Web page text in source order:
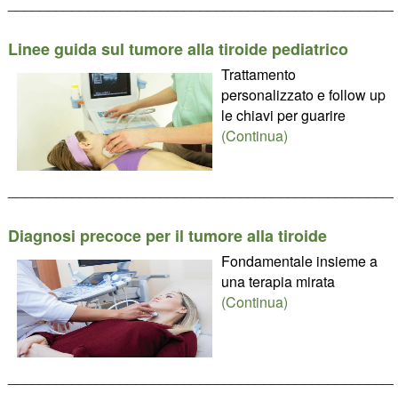
Linee guida sul tumore alla tiroide pediatrico
Trattamento
personalizzato e follow up
le chiavi per guarire
(Continua)
Diagnosi precoce per il tumore alla tiroide
Fondamentale insieme a
una terapia mirata
(Continua)